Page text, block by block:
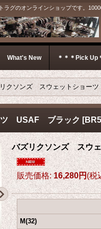
グのオンラインショップです。
What's New ＊＊＊Pick Up
クソンズ スウェットショー
ツ USAF ブラック [
バズリクソンズ スウ
販売価格: 16,280円(税
M(32)